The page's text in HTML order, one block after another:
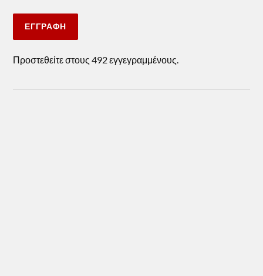
ΕΓΓΡΑΦΉ
Προστεθείτε στους 492 εγγεγραμμένους.